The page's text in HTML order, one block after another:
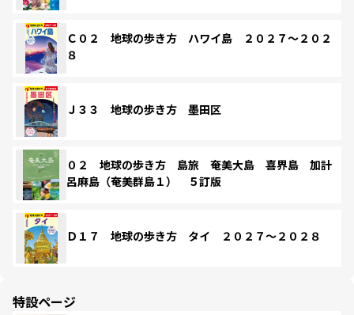
Ｃ０２ 地球の歩き方 ハワイ島 ２０２７～２０２
８
Ｊ３３ 地球の歩き方 墨田区
０２ 地球の歩き方 島旅 奄美大島 喜界島 加計
呂麻島（奄美群島１） ５訂版
Ｄ１７ 地球の歩き方 タイ ２０２７～２０２８
特設ページ